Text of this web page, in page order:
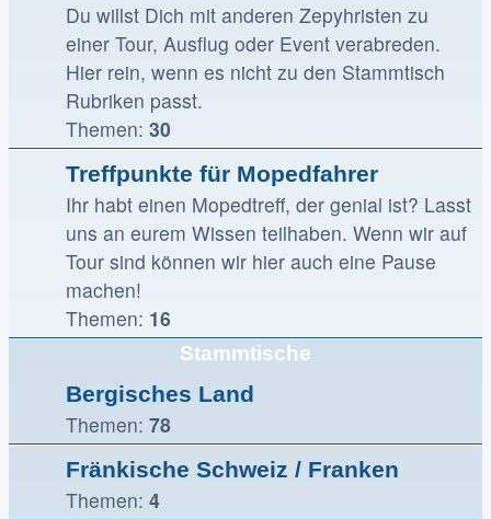
Du willst Dich mit anderen Zepyhristen zu
einer Tour, Ausflug oder Event verabreden.
Hier rein, wenn es nicht zu den Stammtisch
Rubriken passt.
Themen: 30
Treffpunkte für Mopedfahrer
Ihr habt einen Mopedtreff, der genial ist? Lasst
uns an eurem Wissen teilhaben. Wenn wir auf
Tour sind können wir hier auch eine Pause
machen!
Themen: 16
Stammtische
Bergisches Land
Themen: 78
Fränkische Schweiz / Franken
Themen: 4